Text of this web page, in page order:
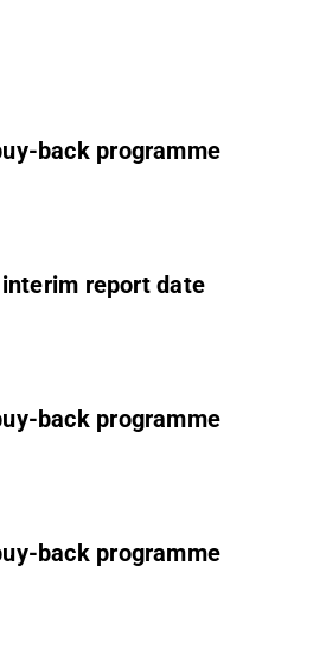
back programme
report date
back programme
back programme